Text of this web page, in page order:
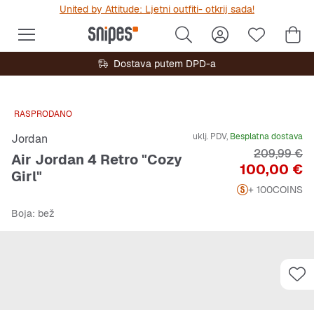
United by Attitude: Ljetni outfiti- otkrij sada!
Dostava putem DPD-a
RASPRODANO
Jordan
Air Jordan 4 Retro "Cozy
Girl"
uklj. PDV, Besplatna dostava
Cijena
100,00 €
Originalna
209,99 €
+ 100COINS
Boja: bež